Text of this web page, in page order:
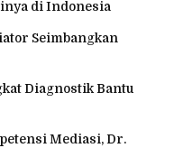
di Indonesia
Seimbangkan
Diagnostik Bantu
Mediasi, Dr.